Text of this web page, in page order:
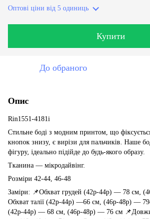
Оптові ціни від 5 одиниць
Купити
До обраного
Опис
Rin1551-4181i
Стильне боді з модним принтом, що
кнопок знизу, є вирізи для пальчиків. Наше
фігуру, ідеально підійде до будь-якого образу.
Тканина — мікродайвінг.
Розміри 42-44, 46-48
Заміри: 📌Обхват грудей (42р-44р) — 78 см,
Обхват талії (42р-44р) —66 см, (46р-48р) —
(42р-44р) — 68 см, (46р-48р) — 76 см